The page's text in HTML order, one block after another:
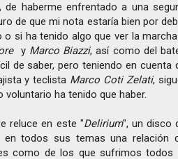
haberme enfrentado a una
de que mi nota estaría bien por
si ha tenido algo que ver la
y Marco Biazzi, así como del
de saber, pero teniendo en cuenta
y teclista Marco Coti Zelati,
ha tenido que haber.
reluce en este "Delirium", un disco
todos sus temas una relación
como de los que sufrimos todos